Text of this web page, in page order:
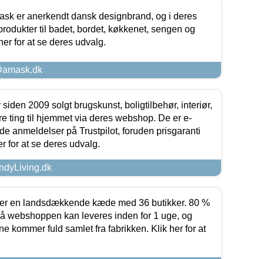
er anerkendt dansk designbrand, og i deres
til badet, bordet, køkkenet, sengen og
for at se deres udvalg.
2009 solgt brugskunst, boligtilbehør, interiør,
ting til hjemmet via deres webshop. De er e-
anmeldelser på Trustpilot, foruden prisgaranti
for at se deres udvalg.
en landsdækkende kæde med 36 butikker. 80 %
webshoppen kan leveres inden for 1 uge, og
kommer fuld samlet fra fabrikken. Klik her for at